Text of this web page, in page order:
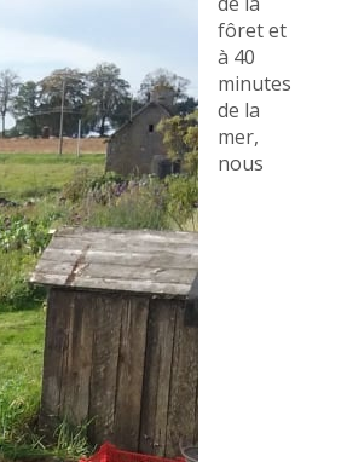
fôret et
à 40
minutes
de la
mer,
nous